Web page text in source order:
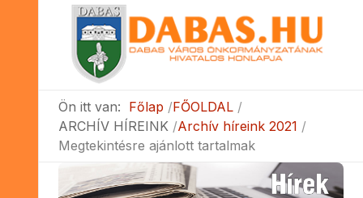
Ön itt van: Főlap
FŐOLDAL
ARCHÍV HÍREINK Archív híreink 2021
Megtekintésre ajánlott tartalmak